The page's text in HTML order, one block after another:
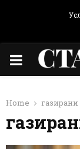
PRIMARY
Home